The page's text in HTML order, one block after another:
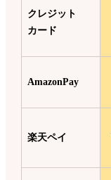
クレジット
カード
AmazonPay
楽天ペイ